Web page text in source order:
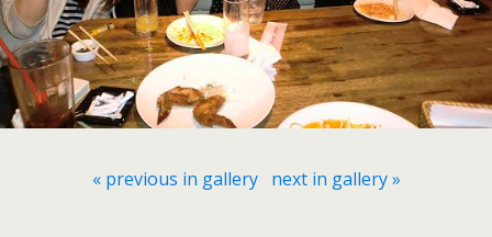
« previous in gallery next in gallery »